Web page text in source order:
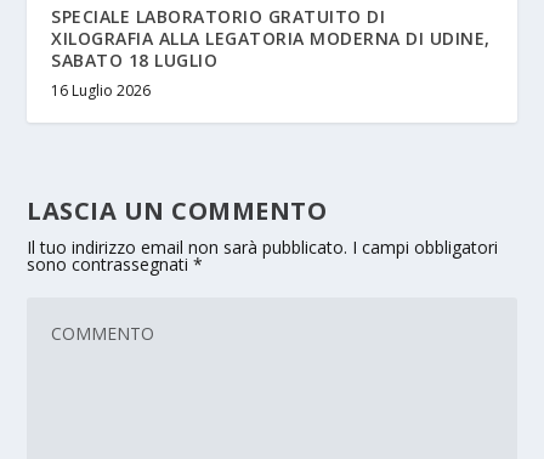
SPECIALE LABORATORIO GRATUITO DI
XILOGRAFIA ALLA LEGATORIA MODERNA DI UDINE,
SABATO 18 LUGLIO
16 Luglio 2026
LASCIA UN COMMENTO
Il tuo indirizzo email non sarà pubblicato. I campi obbligatori
sono contrassegnati*